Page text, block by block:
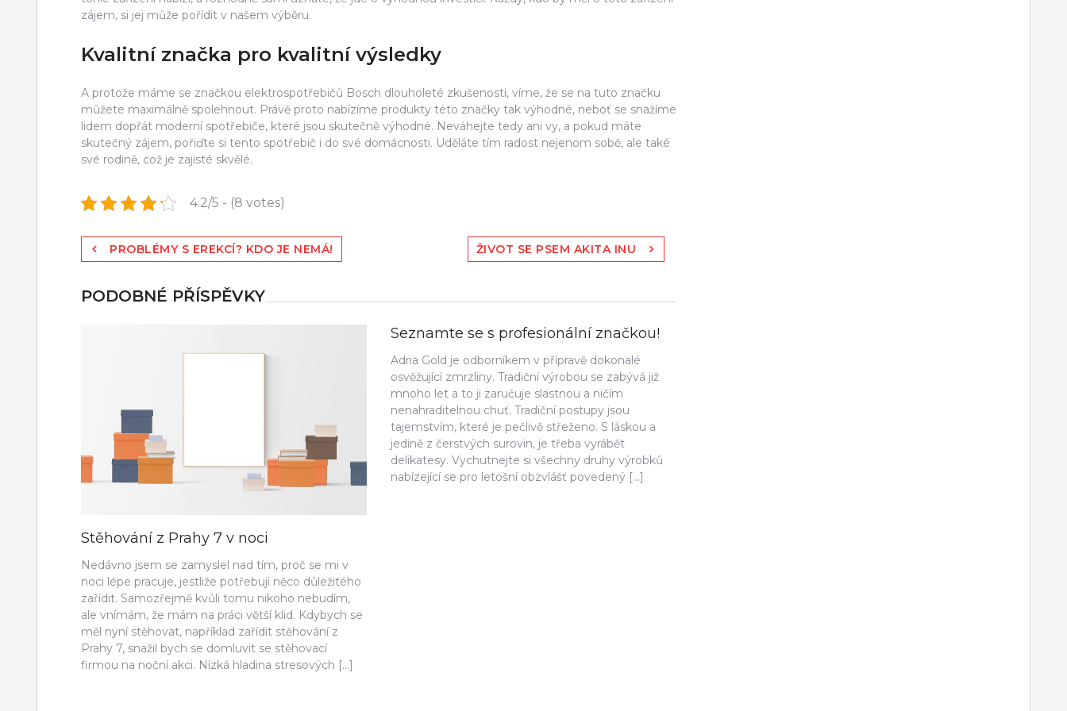
zájem, si jej může pořídit v našem výběru.
Kvalitní značka pro kvalitní výsledky
A protože máme se značkou elektrospotřebičů Bosch dlouholeté zkušenosti, víme, že se na tuto značku
můžete maximálně spolehnout. Právě proto nabízíme produkty této značky tak výhodné, neboť se snažíme
lidem dopřát moderní spotřebiče, které jsou skutečně výhodné. Neváhejte tedy ani vy, a pokud máte
skutečný zájem, pořiďte si tento spotřebič i do své domácnosti. Uděláte tím radost nejenom sobě, ale také
své rodině, což je zajisté skvělé.
4.2/5 - (8 votes)
Navigace
příspěvek
PROBLÉMY S EREKCÍ? KDO JE NEMÁ! ŽIVOT SE PSEM AKITA INU
PODOBNÉ PŘÍSPĚVKY
Stěhování z Prahy 7 v noci
Nedávno jsem se zamyslel nad tím, proč se mi v
noci lépe pracuje, jestliže potřebuji něco důležitého
zařídit. Samozřejmě kvůli tomu nikoho nebudím,
ale vnímám, že mám na práci větší klid. Kdybych se
měl nyní stěhovat, například zařídit stěhování z
Prahy 7, snažil bych se domluvit se stěhovací
firmou na noční akci. Nízká hladina stresových […]
Seznamte se s profesionální značkou!
Adria Gold je odborníkem v přípravě dokonalé
osvěžující zmrzliny. Tradiční výrobou se zabývá již
mnoho let a to ji zaručuje slastnou a ničím
nenahraditelnou chuť. Tradiční postupy jsou
tajemstvím, které je pečlivě střeženo. S láskou a
jedině z čerstvých surovin, je třeba vyrábět
delikatesy. Vychutnejte si všechny druhy výrobků
nabízející se pro letošní obzvlášť povedený […]